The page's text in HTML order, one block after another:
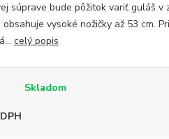
súprave bude pôžitok variť guláš v
vysoké nožičky až 53 cm.
celý popis
Skladom